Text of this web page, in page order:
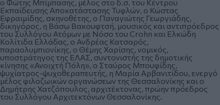
ο Φώτης Μπίμπασης, μέλος στο δ.σ. του Κέντρου
Εκπαίδευσης Αποκατάστασης Τυφλών, ο Κώστας
Εφραιμίδης, σκηνοθέτης, ο Παναγιώτης Γεωργιάδης,
δικηγόρος, η Βάσω Βακουφτσή, μουσικός και αντιπρόεδρος
του Συλλόγου Ατόμων με Νόσο του Crohn και Ελκώδη
Κολίτιδα Ελλάδας, ο Ανδρέας Κατσαρός,
παραολυμπιονίκης, ο Θέμης Χαρίσης, νομικός,
υποστράτηγος της ΕΛΑΣ, συντονιστής της δημοτικής
κίνησης «Ανοιχτή Πόλη», ο Σταύρος Μπουφίδης,
ψυχίατρος-ψυχοθεραπευτής, η Μαρία Αρβανιτίδου, ενεργό
μέλος φιλοζωικών οργανώσεων της Θεσσαλονίκης και ο
Δημήτρης Χατζόπουλος, αρχιτέκτονας, πρώην πρόεδρος
του Συλλόγου Αρχιτεκτόνων Θεσσαλονίκης.